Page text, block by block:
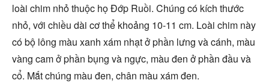
loài chim nhỏ thuộc họ Đớp Ruồi. Chúng có kích thước
nhỏ, với chiều dài cơ thể khoảng 10-11 cm. Loài chim này
có bộ lông màu xanh xám nhạt ở phần lưng và cánh, màu
vàng cam ở phần bụng và ngực, màu đen ở phần đầu và
cổ. Mắt chúng màu đen, chân màu xám đen.